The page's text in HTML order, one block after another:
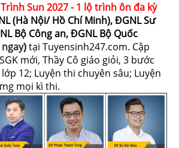
Sun 2027 - 1 lộ trình ôn đa kỳ
(Hà Nội/ Hồ Chí Minh), ĐGNL Sư
Bộ Công an, ĐGNL Bộ Quốc
)tại Tuyensinh247.com. Cập
mới, Thầy Cô giáo giỏi, 3 bước
12; Luyện thi chuyên sâu; Luyện
mọi kì thi.